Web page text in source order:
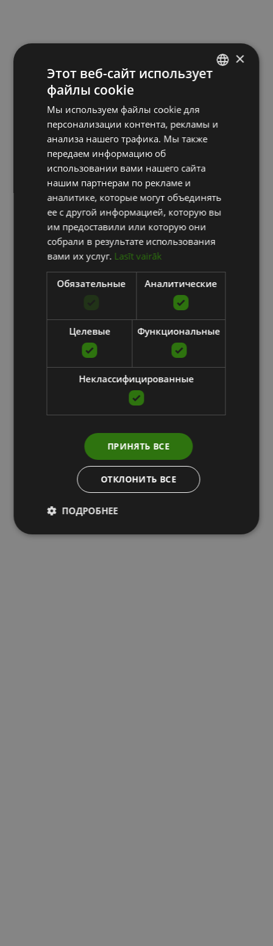
×
Этот веб-сайт использует
файлы cookie
Мы используем файлы cookie для
персонализации контента, рекламы и
анализа нашего трафика. Мы также
передаем информацию об
использовании вами нашего сайта
нашим партнерам по рекламе и
аналитике, которые могут объединять
ее с другой информацией, которую вы
им предоставили или которую они
собрали в результате использования
вами их услуг. Lasīt vairāk
Обязательные Аналитические
Целевые Функциональные
Неклассифицированные
ПРИНЯТЬ ВСЕ
ОТКЛОНИТЬ ВСЕ
ПОДРОБНЕЕ